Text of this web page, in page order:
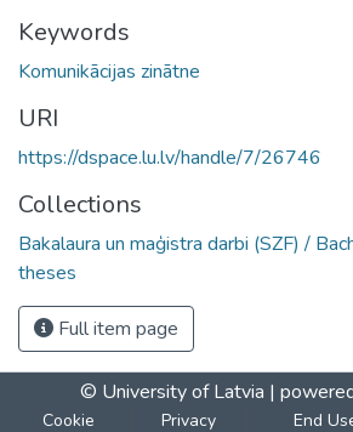
Keywords
Komunikācijas zinātne
URI
https://dspace.lu.lv/handle/7/26746
Collections
Bakalaura un maģistra darbi (SZF) /
theses
Full item page
© University of Latvia |
Cookie Privacy End